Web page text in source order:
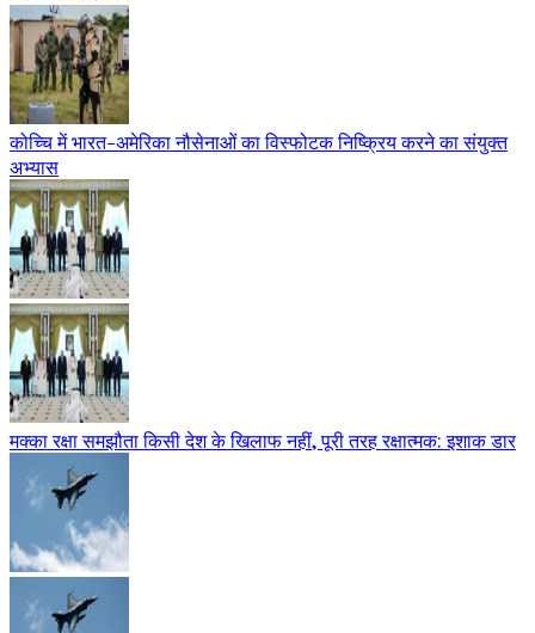
कोच्चि में भारत-अमेरिका नौसेनाओं का विस्फोटक निष्क्रिय करने का संयुक्त
अभ्यास
मक्का रक्षा समझौता किसी देश के खिलाफ नहीं, पूरी तरह रक्षात्मक: इशाक डार